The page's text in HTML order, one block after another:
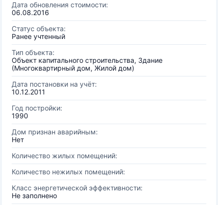
Дата обновления стоимости:
06.08.2016
Статус объекта:
Ранее учтенный
Тип объекта:
Объект капитального строительства, Здание
(Многоквартирный дом, Жилой дом)
Дата постановки на учёт:
10.12.2011
Год постройки:
1990
Дом признан аварийным:
Нет
Количество жилых помещений:
Количество нежилых помещений:
Класс энергетической эффективности:
Не заполнено